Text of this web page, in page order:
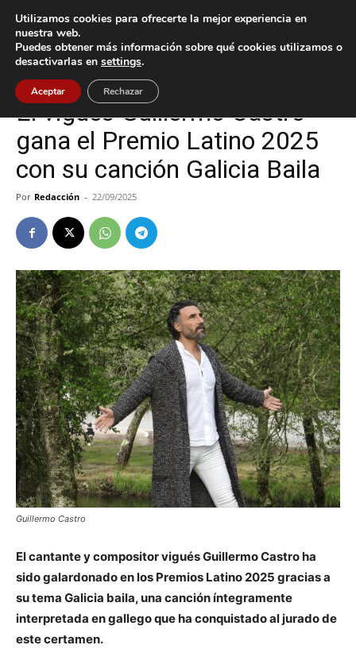
Inicio Cultura / Ocio
Cultura / Ocio Vigo
El vigués Guillermo Castro
gana el Premio Latino 2025
con su canción Galicia Baila
Por Redacción - 22/09/2025
Guillermo Castro
El cantante y compositor vigués Guillermo Castro ha
sido galardonado en los Premios Latino 2025 gracias a
su tema Galicia baila, una canción íntegramente
interpretada en gallego que ha conquistado al jurado de
este certamen.
Utilizamos cookies para ofrecerte la mejor experiencia en
nuestra web.
Puedes obtener más información sobre qué cookies utilizamos o
desactivarlas en settings.
Aceptar Rechazar